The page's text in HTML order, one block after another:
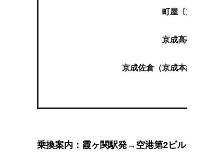
町屋〔京成線〕
京成高砂（京成
京成佐倉（京成本線快速 成
乗換案内：霞ヶ関駅発→空港第2ビル